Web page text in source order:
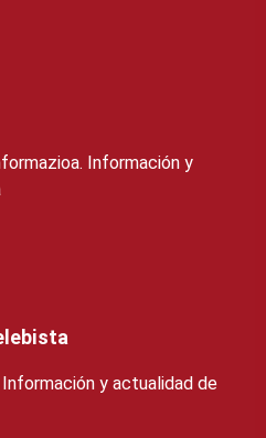
Información y
y actualidad de